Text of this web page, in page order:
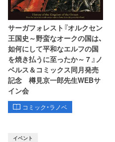
サーガフォレスト『オルクセン
王国史～野蛮なオークの国は、
如何にして平和なエルフの国
を焼き払うに至ったか～ 7 』ノ
ベルス＆コミックス同月発売
記念 樽見京一郎先生WEBサ
イン会
コミック・ラノベ
イベント